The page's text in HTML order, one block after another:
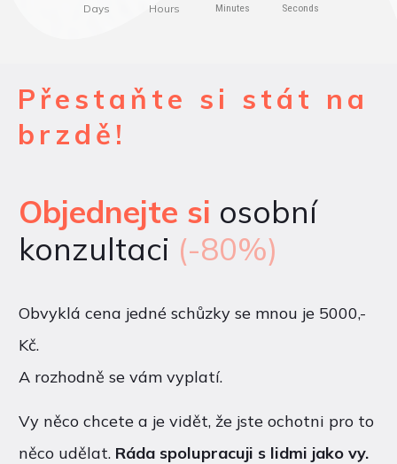
Days Hours Minutes Seconds
Přestaňte si stát na
brzdě!
Objednejte si osobní
konzultaci (-80%)
Obvyklá cena jedné schůzky se mnou je 5000,-
Kč.
A rozhodně se vám vyplatí.
Vy něco chcete a je vidět, že jste ochotni pro to
něco udělat. Ráda spolupracuji s lidmi jako vy.